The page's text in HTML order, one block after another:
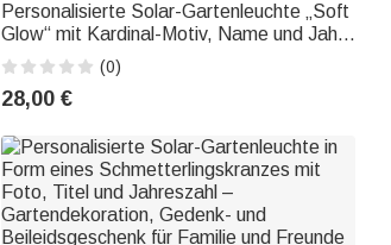
Personalisierte Solar-Gartenleuchte „Soft
Glow“ mit Kardinal-Motiv, Name und Jahr
– Gedenkgeschenk von Fecor Memorial
Gardens für den Verlust eines geliebten
Menschen
(0)
28,00 €